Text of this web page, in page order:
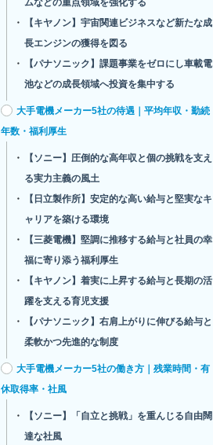
【キヤノン】宇宙関連ビジネスなど新たな成
長エンジンの獲得を図る
【パナソニック】課題事業をゼロにし車載電
池などの成長領域へ投資を集中する
大手電機メーカー5社の待遇｜平均年収・勤続
年数・福利厚生
【ソニー】圧倒的な高年収と個の挑戦を支え
る実力主義の風土
【日立製作所】安定的な高い給与と堅実なキ
ャリアを築ける環境
【三菱電機】堅調に推移する給与と社員の幸
福に寄り添う福利厚生
【キヤノン】着実に上昇する給与と長期の活
躍を支える育児支援
【パナソニック】右肩上がりに伸びる給与と
柔軟かつ先進的な制度
大手電機メーカー5社の働き方｜残業時間・有
休取得率・社風
【ソニー】「自立と挑戦」を重んじる自由闊
達な社風